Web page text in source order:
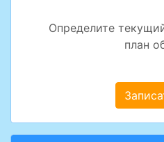
Определите
план